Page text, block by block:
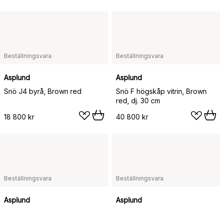
Beställningsvara
Asplund
Snö J4 byrå, Brown red
18 800 kr
Beställningsvara
Asplund
Snö F högskåp vitrin, Brown
red, dj. 30 cm
40 800 kr
Beställningsvara
Asplund
Beställningsvara
Asplund